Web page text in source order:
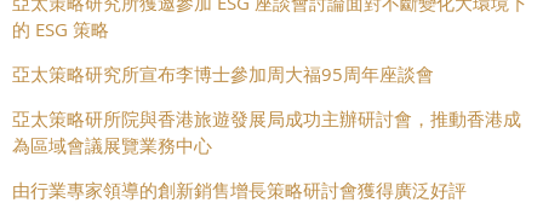
的 ESG 策略
亞太策略研究所宣布李博士參加周大福95周年座談會
亞太策略研所院與香港旅遊發展局成功主辦研討會，推動香港成
為區域會議展覽業務中心
由行業專家領導的創新銷售增長策略研討會獲得廣泛好評